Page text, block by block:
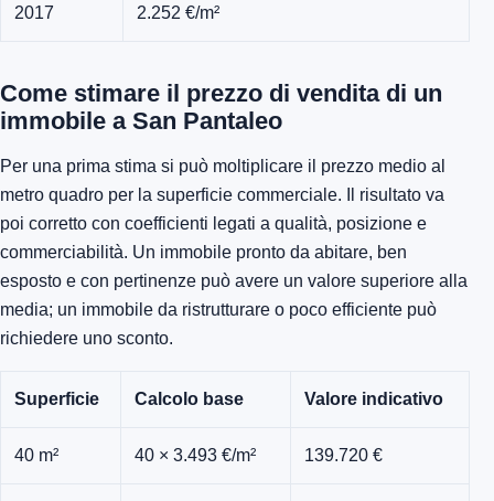
2017 2.252 €/m²
Come stimare il prezzo di vendita di un
immobile a San Pantaleo
Per una prima stima si può moltiplicare il prezzo medio al
metro quadro per la superficie commerciale. Il risultato va
poi corretto con coefficienti legati a qualità, posizione e
commerciabilità. Un immobile pronto da abitare, ben
esposto e con pertinenze può avere un valore superiore alla
media; un immobile da ristrutturare o poco efficiente può
richiedere uno sconto.
Superficie Calcolo base Valore indicativo
40 m² 40 × 3.493 €/m² 139.720 €